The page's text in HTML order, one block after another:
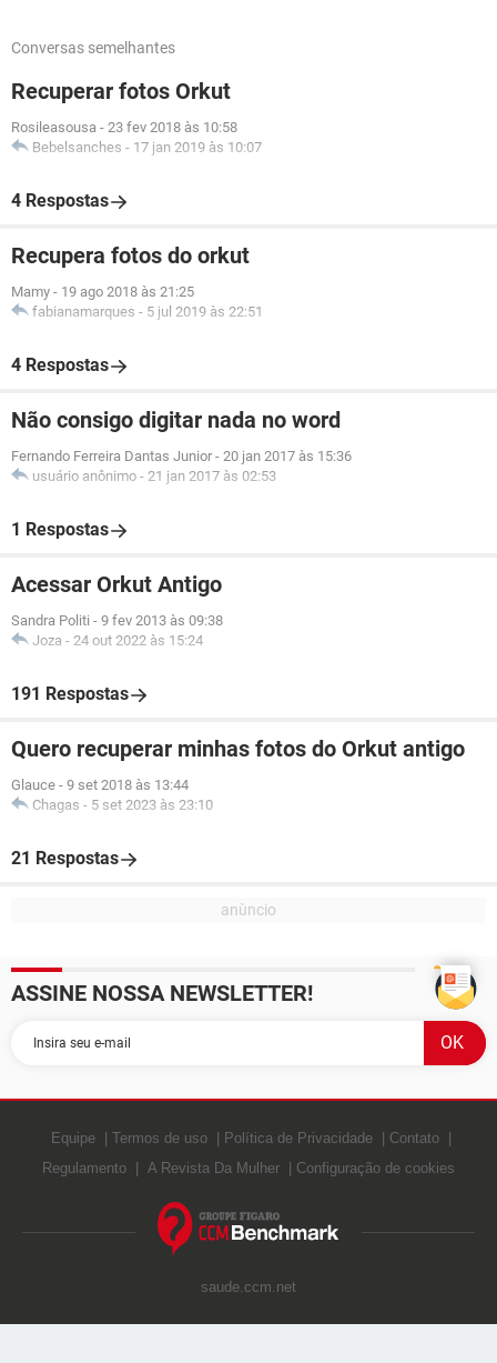
Conversas semelhantes
Recuperar fotos Orkut
Rosileasousa - 23 fev 2018 às 10:58
Bebelsanches - 17 jan 2019 às 10:07
4 Respostas
Recupera fotos do orkut
Mamy - 19 ago 2018 às 21:25
fabianamarques - 5 jul 2019 às 22:51
4 Respostas
Não consigo digitar nada no word
Fernando Ferreira Dantas Junior - 20 jan 2017 às 15:36
usuário anônimo - 21 jan 2017 às 02:53
1 Respostas
Acessar Orkut Antigo
Sandra Politi - 9 fev 2013 às 09:38
Joza - 24 out 2022 às 15:24
191 Respostas
Quero recuperar minhas fotos do Orkut antigo
Glauce - 9 set 2018 às 13:44
Chagas - 5 set 2023 às 23:10
21 Respostas
ASSINE NOSSA NEWSLETTER!
Equipe Termos de uso Política de Privacidade
Contato
Regulamento
A Revista Da Mulher Configuração de cookies
saude.ccm.net